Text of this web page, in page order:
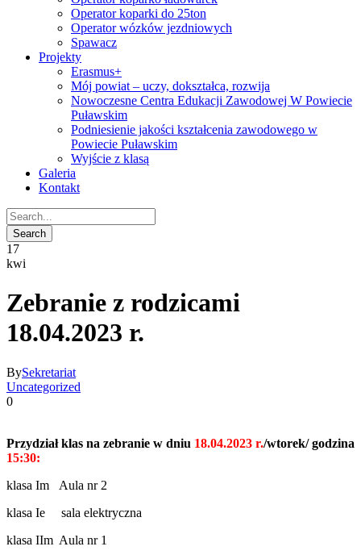
Operator koparki do 25ton
Operator wózków jezdniowych
Spawacz
Projekty
Erasmus+
Mój powiat – uczy, dokształca, rozwija
Nowoczesne Centra Edukacji Zawodowej W Powiecie
Puławskim
Podniesienie jakości kształcenia zawodowego w
Powiecie Puławskim
Wyjście z klasą
Galeria
Kontakt
17
kwi
Zebranie z rodzicami
18.04.2023 r.
BySekretariat
Uncategorized
0
Przydział klas na zebranie w dniu 18.04.2023 r./wtorek/ godzina
15:30:
klasa Im Aula nr 2
klasa Ie sala elektryczna
klasa IIm Aula nr 1